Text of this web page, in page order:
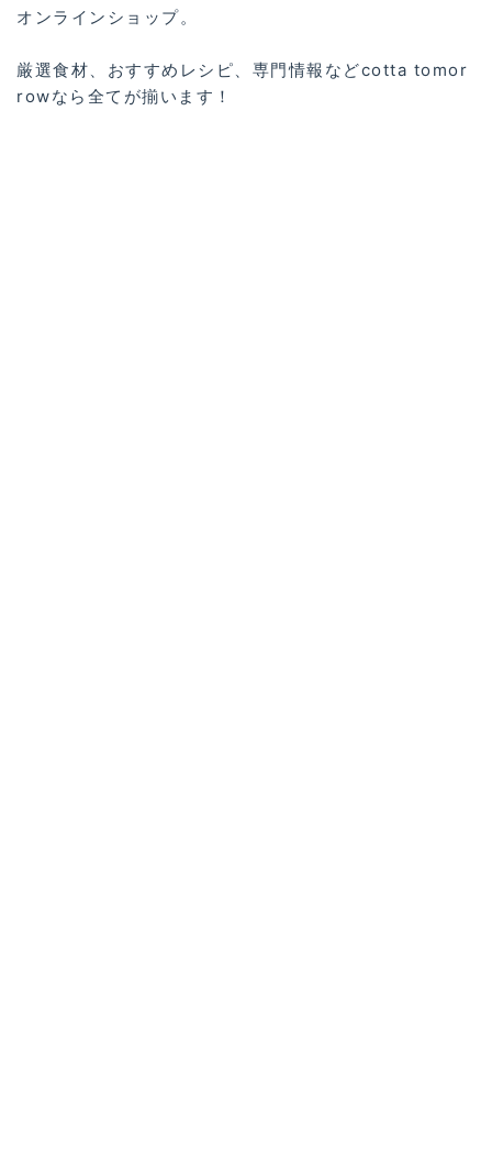
オンラインショップ。
厳選食材、おすすめレシピ、専門情報などcotta tomor
rowなら全てが揃います！